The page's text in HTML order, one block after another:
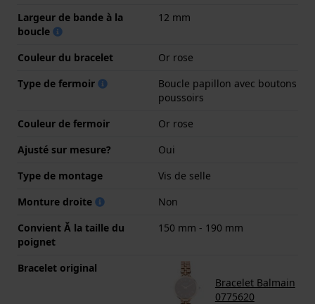
Largeur de bande à la
boucle
12 mm
Couleur du bracelet
Or rose
Type de fermoir
Boucle papillon avec boutons
poussoirs
Couleur de fermoir
Or rose
Ajusté sur mesure?
Oui
Type de montage
Vis de selle
Monture droite
Non
Convient Ă la taille du
poignet
150 mm - 190 mm
Bracelet original
Bracelet Balmain
0775620